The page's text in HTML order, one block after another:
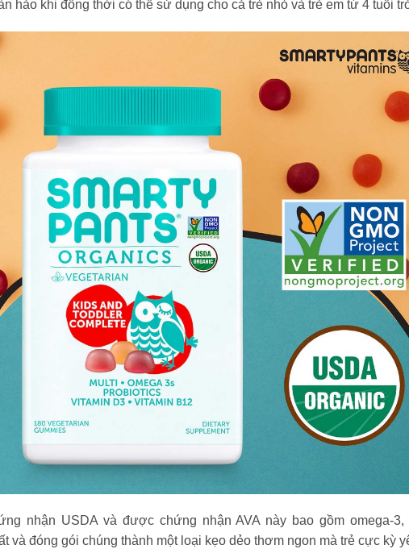
hảo khi đồng thời có thể sử dụng cho cả trẻ nhỏ và trẻ em từ 4 tuổi
nhận USDA và được chứng nhận AVA này bao gồm omega-
và đóng gói chúng thành một loại kẹo dẻo thơm ngon mà trẻ cực kỳ